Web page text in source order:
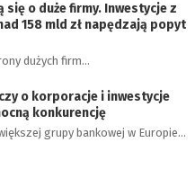
się o duże firmy. Inwestycje z
158 mld zł napędzają popyt
dużych firm…
o korporacje i inwestycje
konkurencję
grupy bankowej w Europie…